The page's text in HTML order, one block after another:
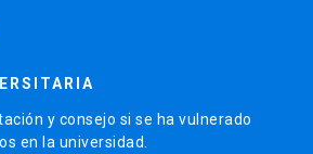
y consejo si se ha vulnerado
en la universidad.